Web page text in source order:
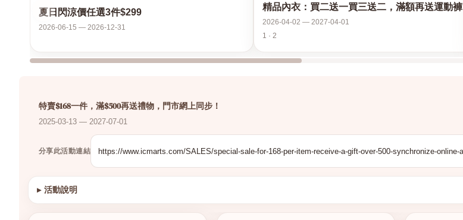
‹
夏日閃涼價任選3件$299
2026-06-15 — 2026-12-31
精品內衣：買二送一買三送二，滿額再送運動褲
2026-04-02 — 2027-04-01
1 · 2
特賣$168一件，滿$500再送禮物，門市網上同步！
2025-03-13 — 2027-07-01
分享此活動連結
▸ 活動說明
查看圖片